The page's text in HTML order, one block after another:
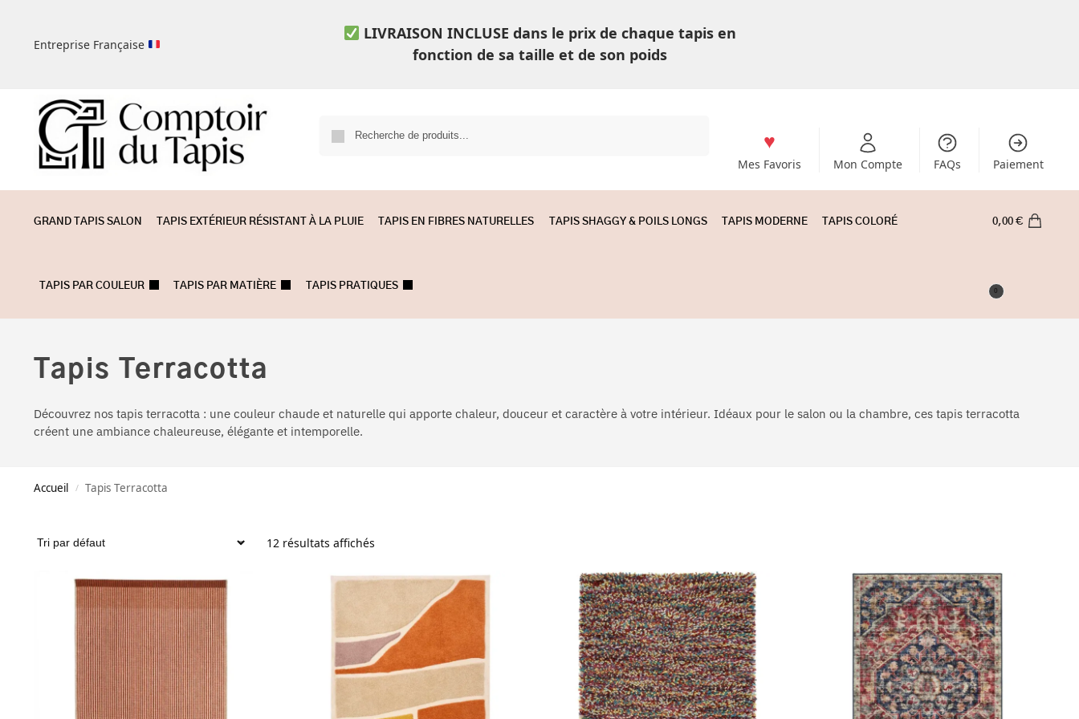
Entreprise Française
LIVRAISON INCLUSE dans le prix de chaque tapis en
fonction de sa taille et de son poids
Mes Favoris Mon Compte FAQs Paiement
GRAND TAPIS SALON TAPIS EXTÉRIEUR RÉSISTANT À LA PLUIE TAPIS EN FIBRES NATURELLES TAPIS SHAGGY & POILS LONGS TAPIS MODERNE TAPIS COLORÉ
TAPIS PAR COULEUR TAPIS PAR MATIÈRE TAPIS PRATIQUES
0,00 €
0
Tapis Terracotta
Découvrez nos tapis terracotta : une couleur chaude et naturelle qui apporte chaleur, douceur et caractère à votre intérieur. Idéaux pour le salon ou la chambre, ces tapis terracotta
créent une ambiance chaleureuse, élégante et intemporelle.
Accueil / Tapis Terracotta
12 résultats affichés